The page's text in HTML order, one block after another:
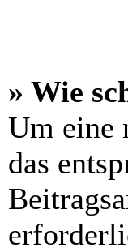
» Wie
Um eine
das